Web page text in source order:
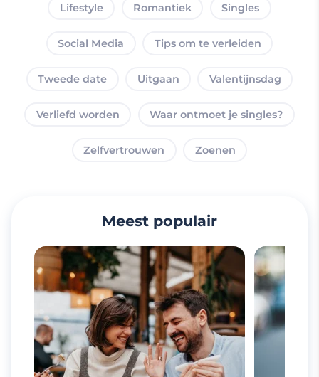
Lifestyle Romantiek Singles
Social Media Tips om te verleiden
Tweede date Uitgaan Valentijnsdag
Verliefd worden Waar ontmoet je singles?
Zelfvertrouwen Zoenen
Meest populair